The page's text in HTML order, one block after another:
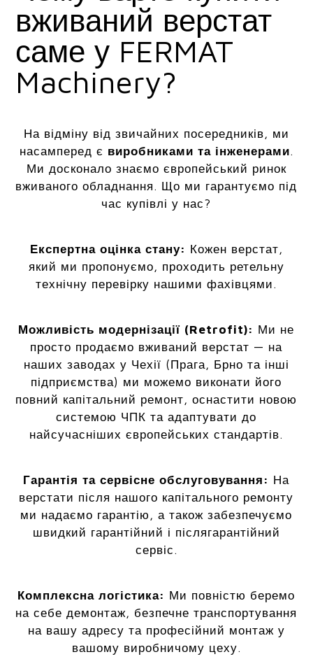
вживаний верстат
саме у FERMAT
Machinery?
На відміну від звичайних посередників, ми
насамперед є виробниками та інженерами.
Ми досконало знаємо європейський ринок
вживаного обладнання. Що ми гарантуємо під
час купівлі у нас?
Експертна оцінка стану: Кожен верстат,
який ми пропонуємо, проходить ретельну
технічну перевірку нашими фахівцями.
Можливість модернізації (Retrofit): Ми не
просто продаємо вживаний верстат — на
наших заводах у Чехії (Прага, Брно та інші
підприємства) ми можемо виконати його
повний капітальний ремонт, оснастити новою
системою ЧПК та адаптувати до
найсучасніших європейських стандартів.
Гарантія та сервісне обслуговування: На
верстати після нашого капітального ремонту
ми надаємо гарантію, а також забезпечуємо
швидкий гарантійний і післягарантійний
сервіс.
Комплексна логістика: Ми повністю беремо
на себе демонтаж, безпечне транспортування
на вашу адресу та професійний монтаж у
вашому виробничому цеху.